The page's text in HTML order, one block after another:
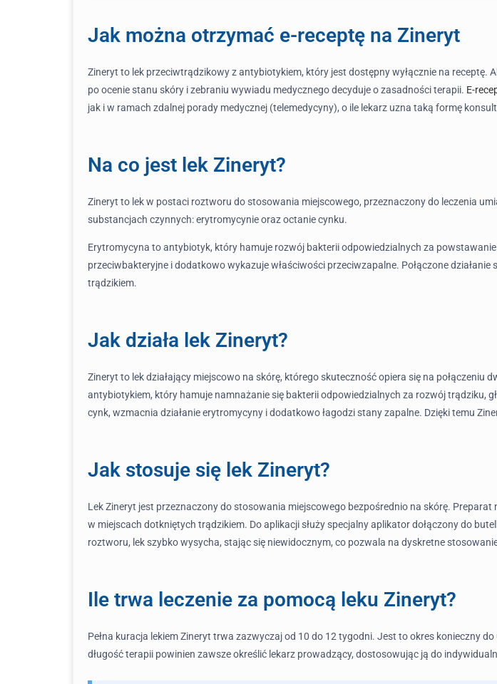
Jak można otrzymać e-receptę na Zineryt
Zineryt to lek przeciwtrądzikowy z antybiotykiem, który jest dostępny wyłącznie na receptę.
po ocenie stanu skóry i zebraniu wywiadu medycznego decyduje o zasadności terapii. E-
jak i w ramach zdalnej porady medycznej (telemedycyny), o ile lekarz uzna taką formę
Na co jest lek Zineryt?
Zineryt to lek w postaci roztworu do stosowania miejscowego, przeznaczony do leczenia
substancjach czynnych: erytromycynie oraz octanie cynku.
Erytromycyna to antybiotyk, który hamuje rozwój bakterii odpowiedzialnych za
przeciwbakteryjne i dodatkowo wykazuje właściwości przeciwzapalne. Połączone
trądzikiem.
Jak działa lek Zineryt?
Zineryt to lek działający miejscowo na skórę, którego skuteczność opiera się na
antybiotykiem, który hamuje namnażanie się bakterii odpowiedzialnych za rozwój trądziku,
cynk, wzmacnia działanie erytromycyny i dodatkowo łagodzi stany zapalne. Dzięki temu
Jak stosuje się lek Zineryt?
Lek Zineryt jest przeznaczony do stosowania miejscowego bezpośrednio na skórę.
w miejscach dotkniętych trądzikiem. Do aplikacji służy specjalny aplikator dołączony do
roztworu, lek szybko wysycha, stając się niewidocznym, co pozwala na dyskretne
Ile trwa leczenie za pomocą leku Zineryt?
Pełna kuracja lekiem Zineryt trwa zazwyczaj od 10 do 12 tygodni. Jest to okres konieczny
długość terapii powinien zawsze określić lekarz prowadzący, dostosowując ją do